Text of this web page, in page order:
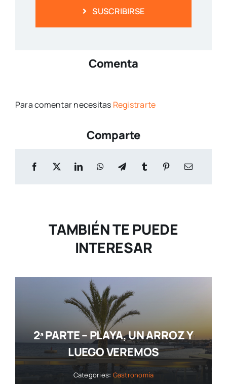
SUSCRIBIRSE
Comenta
Para comentar necesitas Registrarte
Comparte
TAMBIÉN TE PUEDE
INTERESAR
2ª PARTE – PLAYA, UN ARROZ Y
LUEGO VEREMOS
Categories: Gastronomía